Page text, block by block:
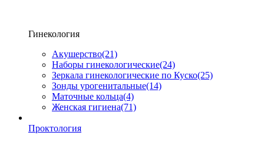
Гинекология
Акушерство(21)
Наборы гинекологические(24)
Зеркала гинекологические по Куско(25)
Зонды урогенитальные(14)
Маточные кольца(4)
Женская гигиена(71)
Проктология